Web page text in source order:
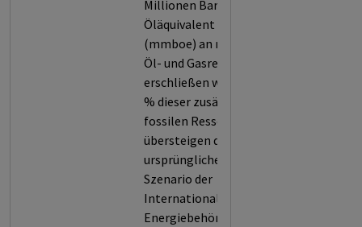
Millionen Barrel
Öläquivalent
(mmboe) an neuen
Öl- und Gasressourcen
erschließen will. 100
% dieser zusätzlichen
fossilen Ressourcen
übersteigen das
ursprüngliche NZE
Szenario der
Internationalen
Energiebehörde (IEA)